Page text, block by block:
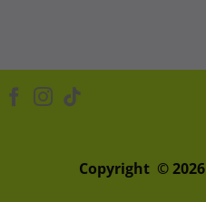
Copyright ©